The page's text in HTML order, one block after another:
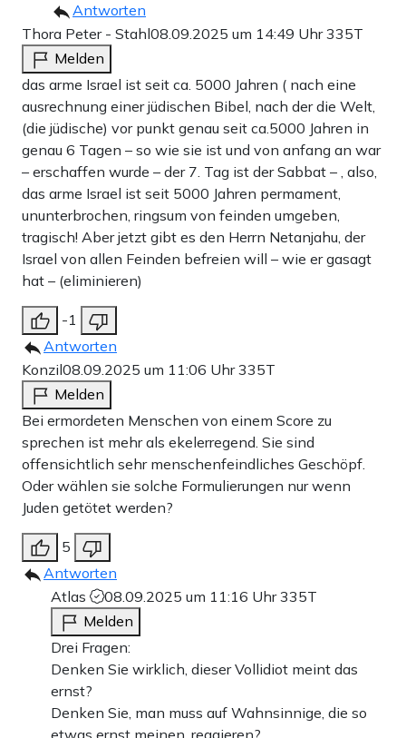
Antworten
Thora Peter - Stahl08.09.2025 um 14:49 Uhr335T
Melden
das arme Israel ist seit ca. 5000 Jahren ( nach eine
ausrechnung einer jüdischen Bibel, nach der die Welt,
(die jüdische) vor punkt genau seit ca.5000 Jahren in
genau 6 Tagen – so wie sie ist und von anfang an war
– erschaffen wurde – der 7. Tag ist der Sabbat – , also,
das arme Israel ist seit 5000 Jahren permament,
ununterbrochen, ringsum von feinden umgeben,
tragisch! Aber jetzt gibt es den Herrn Netanjahu, der
Israel von allen Feinden befreien will – wie er gasagt
hat – (eliminieren)
-1
Antworten
Konzil08.09.2025 um 11:06 Uhr335T
Melden
Bei ermordeten Menschen von einem Score zu
sprechen ist mehr als ekelerregend. Sie sind
offensichtlich sehr menschenfeindliches Geschöpf.
Oder wählen sie solche Formulierungen nur wenn
Juden getötet werden?
5
Antworten
Atlas
08.09.2025 um 11:16 Uhr335T
Melden
Drei Fragen:
Denken Sie wirklich, dieser Vollidiot meint das
ernst?
Denken Sie, man muss auf Wahnsinnige, die so